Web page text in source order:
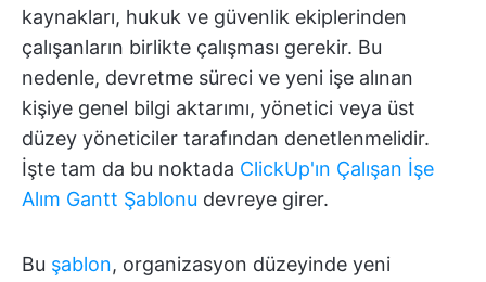
kaynakları, hukuk ve güvenlik ekiplerinden
çalışanların birlikte çalışması gerekir. Bu
nedenle, devretme süreci ve yeni işe alınan
kişiye genel bilgi aktarımı, yönetici veya üst
düzey yöneticiler tarafından denetlenmelidir.
İşte tam da bu noktada ClickUp'ın Çalışan İşe
Alım Gantt Şablonu devreye girer.
Bu şablon, organizasyon düzeyinde yeni